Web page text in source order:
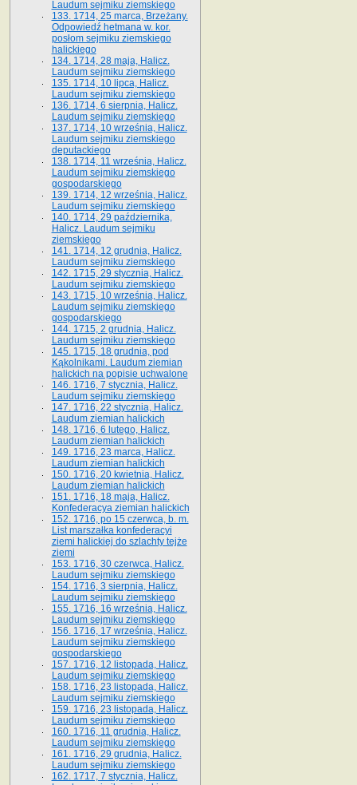
Laudum sejmiku ziemskiego
133. 1714, 25 marca, Brzeżany.
Odpowiedź hetmana w. kor.
posłom sejmiku ziemskiego
halickiego
134. 1714, 28 maja, Halicz.
Laudum sejmiku ziemskiego
135. 1714, 10 lipca, Halicz.
Laudum sejmiku ziemskiego
136. 1714, 6 sierpnia, Halicz.
Laudum sejmiku ziemskiego
137. 1714, 10 września, Halicz.
Laudum sejmiku ziemskiego
deputackiego
138. 1714, 11 września, Halicz.
Laudum sejmiku ziemskiego
gospodarskiego
139. 1714, 12 września, Halicz.
Laudum sejmiku ziemskiego
140. 1714, 29 października,
Halicz. Laudum sejmiku
ziemskiego
141. 1714, 12 grudnia, Halicz.
Laudum sejmiku ziemskiego
142. 1715, 29 stycznia, Halicz.
Laudum sejmiku ziemskiego
143. 1715, 10 września, Halicz.
Laudum sejmiku ziemskiego
gospodarskiego
144. 1715, 2 grudnia, Halicz.
Laudum sejmiku ziemskiego
145. 1715, 18 grudnia, pod
Kąkolnikami. Laudum ziemian
halickich na popisie uchwalone
146. 1716, 7 stycznia, Halicz.
Laudum sejmiku ziemskiego
147. 1716, 22 stycznia, Halicz.
Laudum ziemian halickich
148. 1716, 6 lutego, Halicz.
Laudum ziemian halickich
149. 1716, 23 marca, Halicz.
Laudum ziemian halickich
150. 1716, 20 kwietnia, Halicz.
Laudum ziemian halickich
151. 1716, 18 maja, Halicz.
Konfederacya ziemian halickich
152. 1716, po 15 czerwca, b. m.
List marszałka konfederacyi
ziemi halickiej do szlachty tejże
ziemi
153. 1716, 30 czerwca, Halicz.
Laudum sejmiku ziemskiego
154. 1716, 3 sierpnia, Halicz.
Laudum sejmiku ziemskiego
155. 1716, 16 września, Halicz.
Laudum sejmiku ziemskiego
156. 1716, 17 września, Halicz.
Laudum sejmiku ziemskiego
gospodarskiego
157. 1716, 12 listopada, Halicz.
Laudum sejmiku ziemskiego
158. 1716, 23 listopada, Halicz.
Laudum sejmiku ziemskiego
159. 1716, 23 listopada, Halicz.
Laudum sejmiku ziemskiego
160. 1716, 11 grudnia, Halicz.
Laudum sejmiku ziemskiego
161. 1716, 29 grudnia, Halicz.
Laudum sejmiku ziemskiego
162. 1717, 7 stycznia, Halicz.